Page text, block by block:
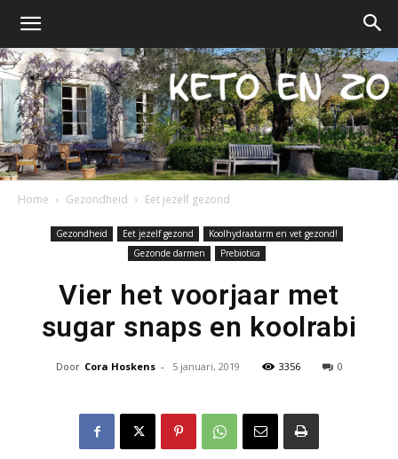
en
Home Gezondheid Eet jezelf gezond
Gezondheid Eet jezelf gezond
Koolhydraatarm en vet gezond!
Gezonde darmen
Prebiotica
Vier het voorjaar met
sugar snaps en koolrabi
Door Cora Hoskens - 5 januari, 2019 3356 0